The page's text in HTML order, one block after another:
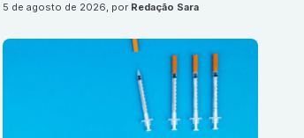
5 de agosto de 2026, por Redação Sara